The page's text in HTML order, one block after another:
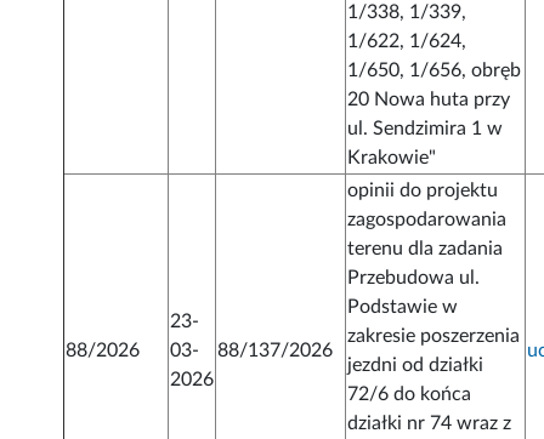
1/338, 1/339,
1/622, 1/624,
1/650, 1/656, obręb
20 Nowa huta przy
ul. Sendzimira 1 w
Krakowie"
88/2026
23-
03-
2026
88/137/2026
opinii do projektu
zagospodarowania
terenu dla zadania
Przebudowa ul.
Podstawie w
zakresie poszerzenia
jezdni od działki
72/6 do końca
działki nr 74 wraz z